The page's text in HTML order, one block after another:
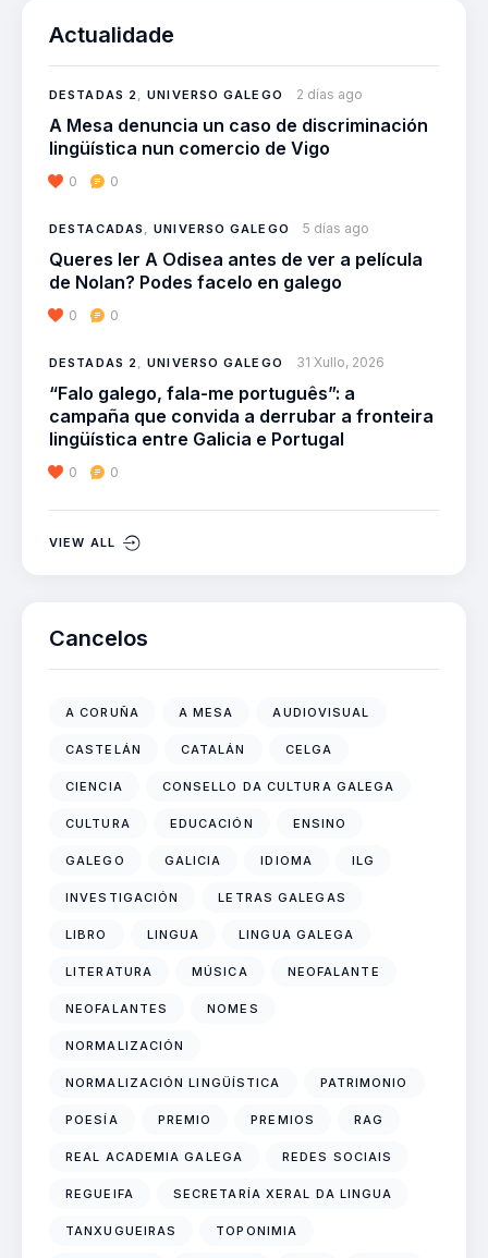
Actualidade
DESTADAS 2,UNIVERSO GALEGO 2 días ago
A Mesa denuncia un caso de discriminación
lingüística nun comercio de Vigo
0 0
DESTACADAS ,UNIVERSO GALEGO 5 días ago
Queres ler A Odisea antes de ver a película
de Nolan? Podes facelo en galego
0 0
DESTADAS 2,UNIVERSO GALEGO 31 Xullo, 2026
“Falo galego, fala-me português”: a
campaña que convida a derrubar a fronteira
lingüística entre Galicia e Portugal
0 0
VIEW ALL
Cancelos
A CORUÑA A MESA AUDIOVISUAL
CASTELÁN CATALÁN CELGA
CIENCIA CONSELLO DA CULTURA GALEGA
CULTURA EDUCACIÓN ENSINO
GALEGO GALICIA IDIOMA ILG
INVESTIGACIÓN LETRAS GALEGAS
LIBRO LINGUA LINGUA GALEGA
LITERATURA MÚSICA NEOFALANTE
NEOFALANTES NOMES
NORMALIZACIÓN
NORMALIZACIÓN LINGÜÍSTICA PATRIMONIO
POESÍA PREMIO PREMIOS RAG
REAL ACADEMIA GALEGA REDES SOCIAIS
REGUEIFA SECRETARÍA XERAL DA LINGUA
TANXUGUEIRAS TOPONIMIA